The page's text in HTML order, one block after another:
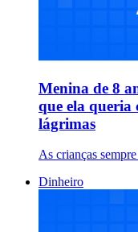
Menina de 8
que ela queria
lágrimas
As crianças
Dinheiro